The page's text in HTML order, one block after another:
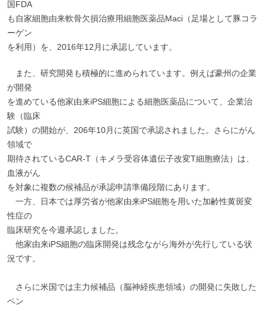
国FDA
も自家細胞由来軟骨欠損治療用細胞医薬品Maci（足場として豚コラ
ーゲン
を利用）を、2016年12月に承認しています。
また、研究開発も積極的に進められています。例えば豪州の企業
が開発
を進めている他家由来iPS細胞による細胞医薬品について、企業治
験（臨床
試験）の開始が、206年10月に英国で承認されました。さらにがん
領域で
期待されているCAR-T（キメラ受容体遺伝子改変T細胞療法）は、
血液がん
を対象に複数の候補品が承認申請準備段階にあります。
一方、日本では厚労省が他家由来iPS細胞を用いた加齢性黄斑変
性症の
臨床研究を今週承認しました。
他家由来iPS細胞の臨床開発は残念ながら海外が先行している状
況です。
さらに米国では主力候補品（脳神経疾患領域）の開発に失敗した
ベン